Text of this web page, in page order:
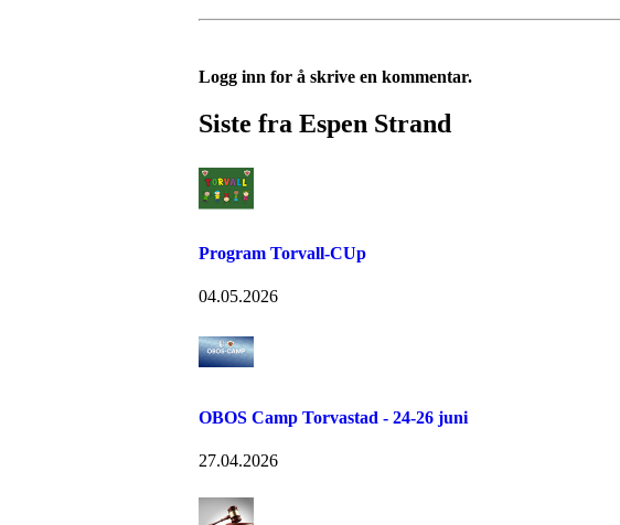
Logg inn for å skrive en kommentar.
Siste fra Espen Strand
Program Torvall-CUp
04.05.2026
OBOS Camp Torvastad - 24-26 juni
27.04.2026